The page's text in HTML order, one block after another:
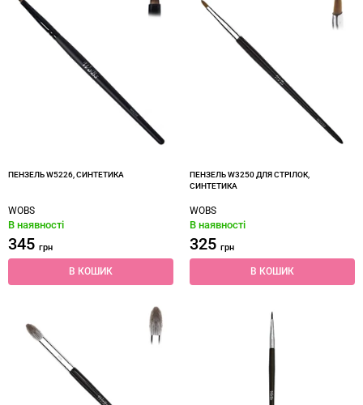
ПЕНЗЕЛЬ W5226, СИНТЕТИКА
WOBS
В наявності
345 грн
В КОШИК
ПЕНЗЕЛЬ W3250 ДЛЯ СТРІЛОК,
СИНТЕТИКА
WOBS
В наявності
325 грн
В КОШИК